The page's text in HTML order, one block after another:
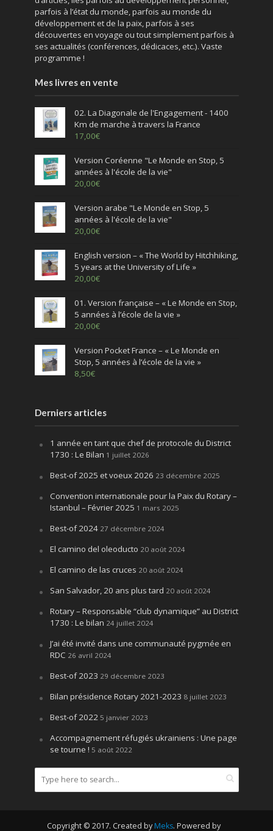
parfois à l’état du monde, parfois au monde du
développement et de la paix, parfois à ses
découvertes en voyage ou tout simplement parfois à
ses actualités (conférences, dédicaces, etc.). Vaste
programme !
Mes livres en vente
02. La Diagonale de l'Engagement - 1400
Km de marche à travers la France
17,00€
Version Coréenne "Le Monde en Stop, 5
années à l'école de la vie"
20,00€
Version arabe "Le Monde en Stop, 5
années à l'école de la vie"
20,00€
English version – « The World by Hitchhiking,
5 years at the University of Life »
20,00€
01. Version française – « Le Monde en Stop,
5 années à l’école de la vie »
20,00€
Version Pocket France – « Le Monde en
Stop, 5 années à l’école de la vie »
8,50€
Derniers articles
1 année en tant que chef de protocole du District
1730 : Le Bilan 1 juillet 2026
Best-of 2025 et voeux 2026 23 décembre 2025
Convention internationale pour la Paix du Rotary –
Istanbul – Février 2025 1 mars 2025
Best-of 2024 27 décembre 2024
El camino del oleoducto 20 août 2024
El camino de las cruces 20 août 2024
San Salvador, 20 ans plus tard 20 août 2024
Rotary – Responsable “club dynamique” au District
1730 : Le bilan 24 juillet 2024
J’ai été invité dans une communauté pygmée en
RDC 26 avril 2024
Best-of 2023 29 décembre 2023
Bilan présidence Rotary 2021-2023 8 juillet 2023
Best-of 2022 5 janvier 2023
Accompagnement réfugiés ukrainiens : Une page
se tourne ! 5 août 2022
Copyright © 2017. Created by Meks. Powered by